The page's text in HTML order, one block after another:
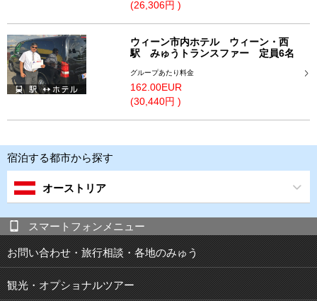
(26,306円 )
ウィーン市内ホテル ウィーン・西
駅 みゅうトランスファー 定員6名
グループあたり料金
162.00EUR
(30,440円 )
宿泊する都市から探す
オーストリア
スマートフォンメニュー
お問い合わせ・旅行相談・各地のみゅう
観光・オプショナルツアー